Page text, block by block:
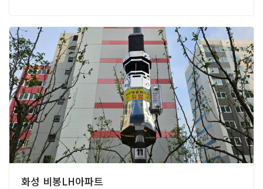
화성 비봉LH아파트